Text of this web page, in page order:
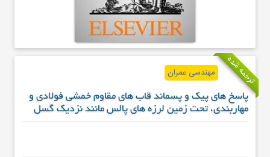
ترجمه شده مهندسی عمران
پاسخ های پیک و پسماند قاب های مقاوم خمشی فولادی و
مهاربندی، تحت زمین لرزه های پالس مانند نزدیک گسل